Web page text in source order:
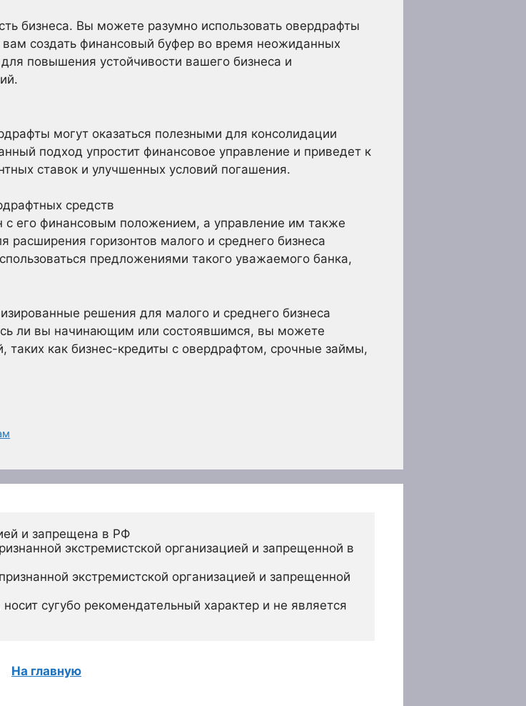
бизнеса. Вы можете разумно использовать овердрафты
создать финансовый буфер во время неожиданных
повышения устойчивости вашего бизнеса и
могут оказаться полезными для консолидации
подход упростит финансовое управление и приведет к
ставок и улучшенных условий погашения.
средств
с его финансовым положением, а управление им также
расширения горизонтов малого и среднего бизнеса
предложениями такого уважаемого банка,
решения для малого и среднего бизнеса
ли вы начинающим или состоявшимся, вы можете
таких как бизнес-кредиты с овердрафтом, срочные займы,
и запрещена в РФ
экстремистской организацией и запрещенной в
экстремистской организацией и запрещенной
сугубо рекомендательный характер и не является
На главную